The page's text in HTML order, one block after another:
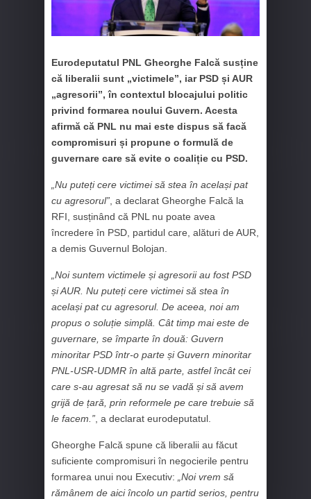
Eurodeputatul PNL Gheorghe Falcă susține
că liberalii sunt „victimele”, iar PSD și AUR
„agresorii”, în contextul blocajului politic
privind formarea noului Guvern. Acesta
afirmă că PNL nu mai este dispus să facă
compromisuri și propune o formulă de
guvernare care să evite o coaliție cu PSD.
„Nu puteți cere victimei să stea în același pat
cu agresorul” , a declarat Gheorghe Falcă la
RFI, susținând că PNL nu poate avea
încredere în PSD, partidul care, alături de AUR,
a demis Guvernul Bolojan.
„Noi suntem victimele și agresorii au fost PSD
și AUR. Nu puteți cere victimei să stea în
același pat cu agresorul. De aceea, noi am
propus o soluție simplă. Cât timp mai este de
guvernare, se împarte în două: Guvern
minoritar PSD într-o parte și Guvern minoritar
PNL-USR-UDMR în altă parte, astfel încât cei
care s-au agresat să nu se vadă și să avem
grijă de țară, prin reformele pe care trebuie să
le facem.” , a declarat eurodeputatul.
Gheorghe Falcă spune că liberalii au făcut
suficiente compromisuri în negocierile pentru
formarea unui nou Executiv:
„Noi vrem să
rămânem de aici încolo un partid serios, pentru